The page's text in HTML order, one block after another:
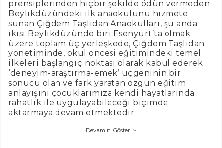
prensiplerinden hiçbir şekilde ödün vermeden
Beylikdüzündeki ilk anaokulunu hizmete
sunan Çiğdem Taşlıdan Anaokulları, şu anda
ikisi Beylikdüzünde biri Esenyurt’ta olmak
üzere toplam üç yerleşkede, Çiğdem Taşlıdan
yönetiminde, okul öncesi eğitimindeki temel
ilkeleri başlangıç noktası olarak kabul ederek
‘deneyim-araştırma-emek’ üçgeninin bir
sonucu olan ve fark yaratan özgün eğitim
anlayışını çocuklarımıza kendi hayatlarında
rahatlık ile uygulayabileceği biçimde
aktarmaya devam etmektedir.
Devamını Göster